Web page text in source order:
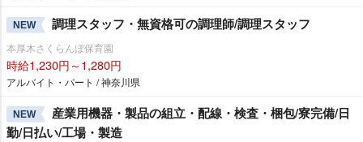
NEW 調理スタッフ・無資格可の調理師/調理スタッフ
本厚木さくらんぼ保育園
時給1,230円～1,280円
アルバイト・パート / 神奈川県
NEW
産業用機器・製品の組立・配線・検査・梱包/寮完備/日
勤/日払い/工場・製造